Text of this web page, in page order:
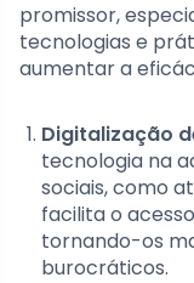
promissor,
tecnologias e
aumentar a
Digitalização
tecnologia na
sociais, como
facilita o
tornando-os
burocráticos.